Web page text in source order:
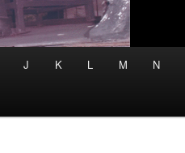
J K L M N